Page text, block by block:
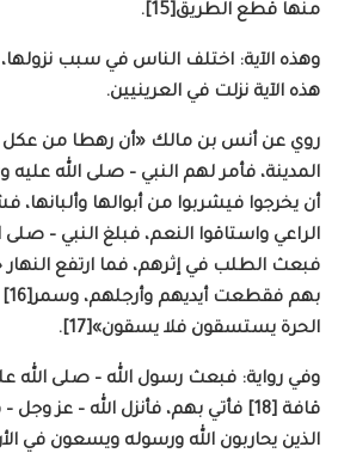
منها قطع الطريق[15].
وهذه الآية: اختلف الناس في سبب
هذه الآية نزلت في العرينيين.
روي عن أنس بن مالك «أن رهطا من عكل –
المدينة، فأمر لهم النبي – صلى الله
أن يخرجوا فيشربوا من أبوالها وألبانها،
الراعي واستاقوا النعم، فبلغ النبي –
فبعث الطلب في إثرهم، فما ارتفع
الحرة يستسقون فلا يسقون»[17].
وفي رواية: فبعث رسول الله – صلى الله
قافة [18] فأتي بهم، فأنزل الله – عز
الذين يحاربون الله ورسوله ويسعون في